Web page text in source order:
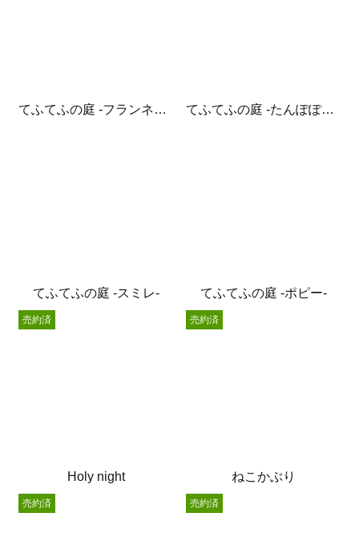
てふてふの庭 -フランネルフラワー- てふてふの庭 -たんぽぽ綿毛-
てふてふの庭 -スミレ- てふてふの庭 -ポピー-
Holy night
売約済
ねこかぶり
売約済
売約済 売約済